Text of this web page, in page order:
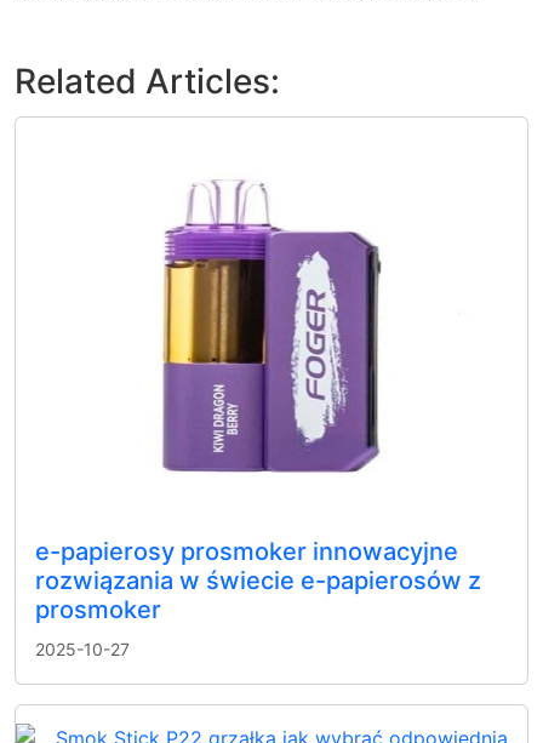
Related Articles:
e-papierosy prosmoker innowacyjne
rozwiązania w świecie e-papierosów z
prosmoker
2025-10-27